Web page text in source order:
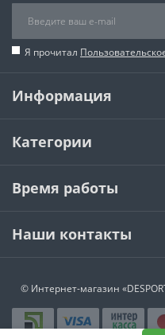
Я прочитал
Информация
Категории
Время работы
Наши контакты
© Интернет-магазин